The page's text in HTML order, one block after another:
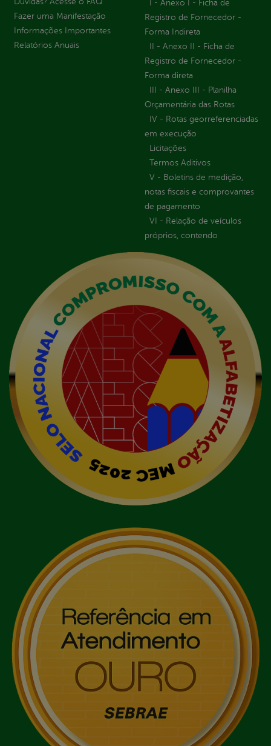
Fazer uma Manifestação
Informações Importantes
Relatórios Anuais
I - Anexo I - Ficha de
Registro de Fornecedor -
Forma Indireta
II - Anexo II - Ficha de
Registro de Fornecedor -
Forma direta
III - Anexo III - Planilha
Orçamentária das Rotas
IV - Rotas georreferenciadas
em execução
Licitações
Termos Aditivos
V - Boletins de medição,
notas fiscais e comprovantes
de pagamento
VI - Relação de veículos
próprios, contendo